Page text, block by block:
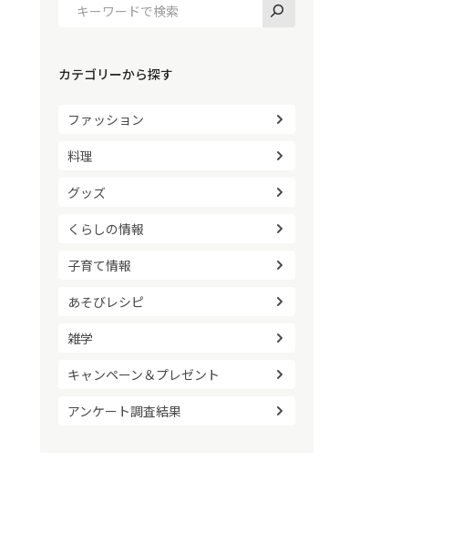
カテゴリーから探す
ファッション
料理
グッズ
くらしの情報
子育て情報
あそびレシピ
雑学
キャンペーン＆プレゼント
アンケート調査結果